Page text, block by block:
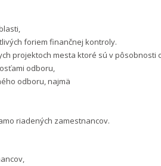
foriem finančnej kontroly.
projektoch mesta ktoré sú v pôsobnosti
odboru,
odboru, najmä
riadených zamestnancov.